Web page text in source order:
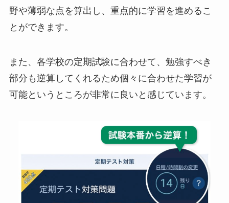
野や薄弱な点を算出し、重点的に学習を進めるこ
とができます。
また、各学校の定期試験に合わせて、勉強すべき
部分も逆算してくれるため個々に合わせた学習が
可能というところが非常に良いと感じています。